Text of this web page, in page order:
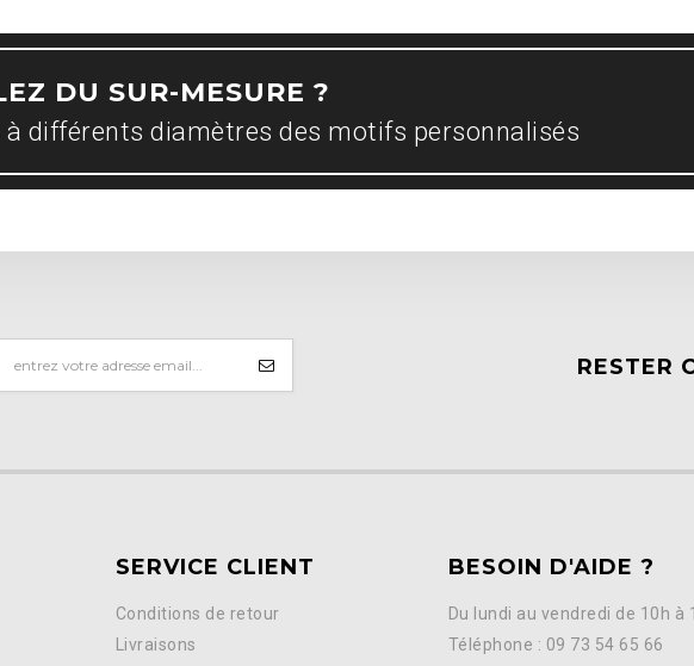
DU SUR-MESURE ?
à différents diamètres des motifs personnalisés
RESTER
SERVICE CLIENT
Conditions de retour
Livraisons
BESOIN D'AIDE ?
Du lundi au vendredi de 10h à
Téléphone : 09 73 54 65 66